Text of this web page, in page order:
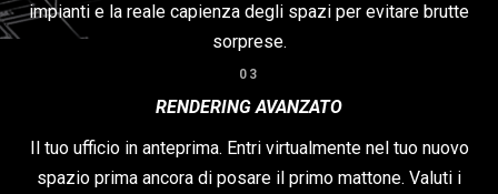
impianti e la reale capienza degli spazi per evitare brutte
sorprese.
03
RENDERING AVANZATO
Il tuo ufficio in anteprima. Entri virtualmente nel tuo nuovo
spazio prima ancora di posare il primo mattone. Valuti i